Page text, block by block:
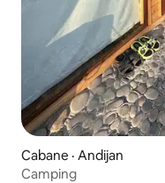
Cabane · Andijan
Camping